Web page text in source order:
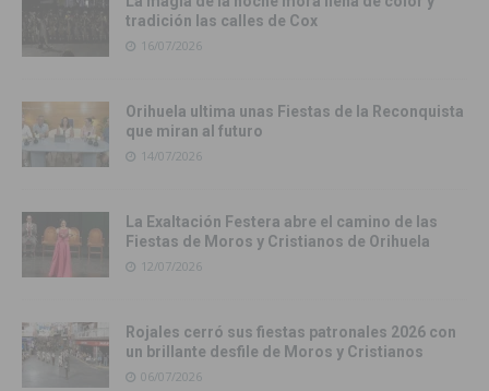
tradición las calles de Cox
16/07/2026
Orihuela ultima unas Fiestas de la Reconquista
que miran al futuro
14/07/2026
La Exaltación Festera abre el camino de las
Fiestas de Moros y Cristianos de Orihuela
12/07/2026
Rojales cerró sus fiestas patronales 2026 con
un brillante desfile de Moros y Cristianos
06/07/2026